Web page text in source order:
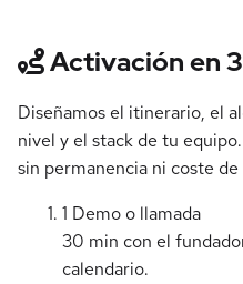
Activación en
Diseñamos el itinerario, el
nivel y el stack de tu
sin permanencia ni coste de
1 Demo o llamada
30 min con el
calendario.